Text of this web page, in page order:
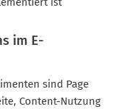
im E-
sind Page
Content-Nutzung